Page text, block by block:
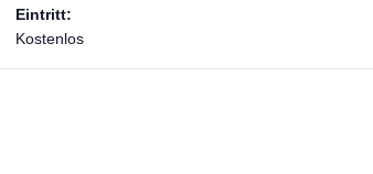
Eintritt:
Kostenlos